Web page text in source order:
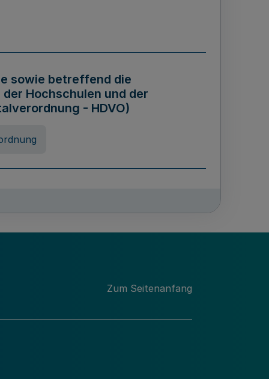
sowie betreffend die
Hochschulen und der
- HDVO)
des Landes Nordrhein-
Zum Seitenanfang